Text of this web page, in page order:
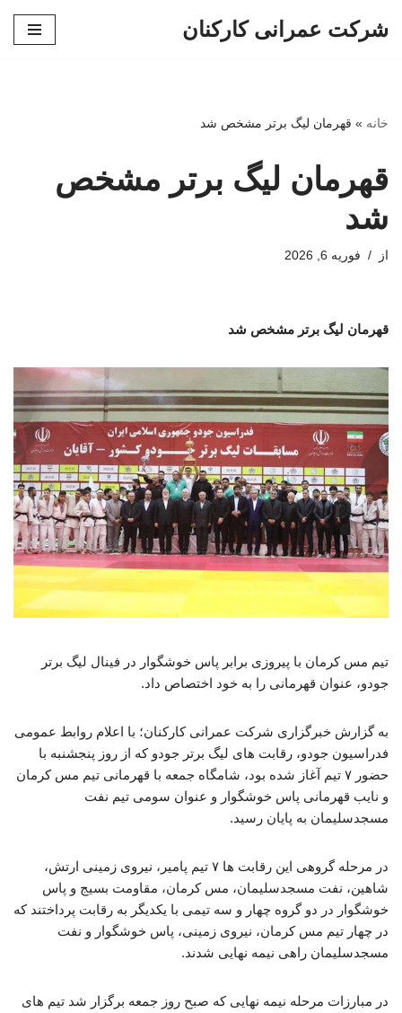
شرکت عمرانی کارکنان
خانه » قهرمان لیگ برتر مشخص شد
قهرمان لیگ برتر مشخص
شد
از فوریه 6, 2026
قهرمان لیگ برتر مشخص شد
تیم مس کرمان با پیروزی برابر پاس خوشگوار در فینال لیگ برتر
جودو، عنوان قهرمانی را به خود اختصاص داد.
به گزارش خبرگزاری شرکت عمرانی کارکنان؛ با اعلام روابط عمومی
فدراسیون جودو، رقابت های لیگ برتر جودو که از روز پنجشنبه با
حضور ۷ تیم آغاز شده بود، شامگاه جمعه با قهرمانی تیم مس کرمان
و نایب قهرمانی پاس خوشگوار و عنوان سومی تیم نفت
مسجدسلیمان به پایان رسید.
در مرحله گروهی این رقابت ها ۷ تیم پامیر، نیروی زمینی ارتش،
شاهین، نفت مسجدسلیمان، مس کرمان، مقاومت بسیج و پاس
خوشگوار در دو گروه چهار و سه تیمی با یکدیگر به رقابت پرداختند که
در چهار تیم مس کرمان، نیروی زمینی، پاس خوشگوار و نفت
مسجدسلیمان راهی نیمه نهایی شدند.
در مبارزات مرحله نیمه نهایی که صبح روز جمعه برگزار شد تیم های